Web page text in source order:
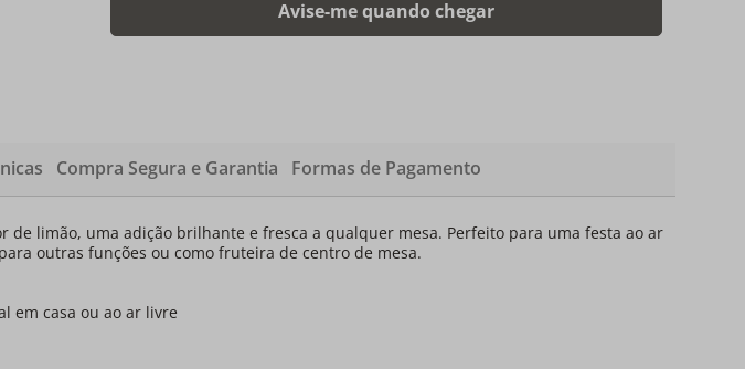
Compra Segura e Garantia Formas de Pagamento
limão, uma adição brilhante e fresca a qualquer mesa. Perfeito para uma festa ao ar
outras funções ou como fruteira de centro de mesa.
em casa ou ao ar livre